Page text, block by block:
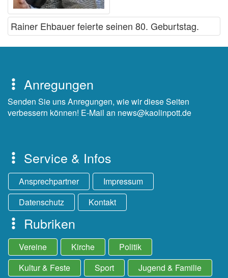
Rainer Ehbauer feierte seinen 80. Geburtstag.
Anregungen
Senden Sie uns Anregungen, wie wir diese Seiten
verbessern können! E-Mail an news@kaolinpott.de
Service & Infos
Ansprechpartner
Impressum
Datenschutz
Kontakt
Rubriken
Vereine Kirche
Politik
Kultur & Feste
Sport
Jugend & Familie